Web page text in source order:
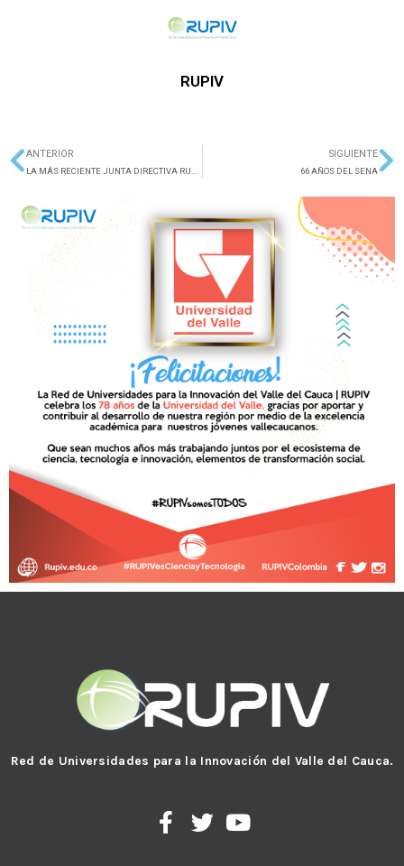
RUPIV
Ant
ANTERIOR SIGUIENTE
66 AÑOS DEL SENA
Red de Universidades para la Innovación del Valle del Cauca.
F
a
T
w
Y
o